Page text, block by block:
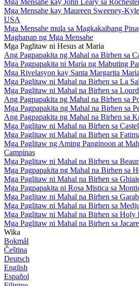
Mga Mensahe kay Maureen Sweeney-
USA
Mga Mensahe mula sa Magkakaibang
Maghanap ng Mga Mensahe
Mga Paglitaw ni Hesus at Maria
Ang Pagpapakita ng Mahal na Birhen sa
Mga Pagpapakita ni Maria ng Mabuting
Mga Rivelasyon kay Santa Margarita
Mga Paglitaw ni Mahal na Birhen sa La
Mga Paglitaw ni Mahal na Birhen sa
Ang Pagpapakita ng Mahal na Birhen sa
Mga Pagpapakita ng Mahal na Birhen sa
Ang Pagpapakita ng Mahal na Birhen sa
Mga Paglitaw ni Mahal na Birhen sa
Mga Paglitaw ni Mahal na Birhen sa
Mga Paglitaw ng Aming Panginoon at
Campinas
Mga Paglitaw ni Mahal na Birhen sa
Mga Pagpapakita ng Mahal na Birhen sa
Mga Paglitaw ni Mahal na Birhen sa
Mga Pagpapakita ni Rosa Mistica sa
Mga Paglitaw ni Mahal na Birhen sa
Mga Paglitaw ni Mahal na Birhen sa
Mga Paglitaw ni Mahal na Birhen sa Holy
Mga Paglitaw ni Mahal na Birhen sa
Wika
Bokmål
Čeština
Deutsch
English
Español